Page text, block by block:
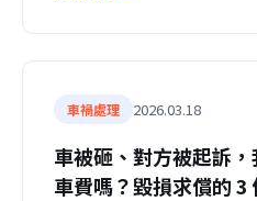
車禍處理 2026.03.18
車被砸、對方被起訴
車費嗎？毀損求償的 3